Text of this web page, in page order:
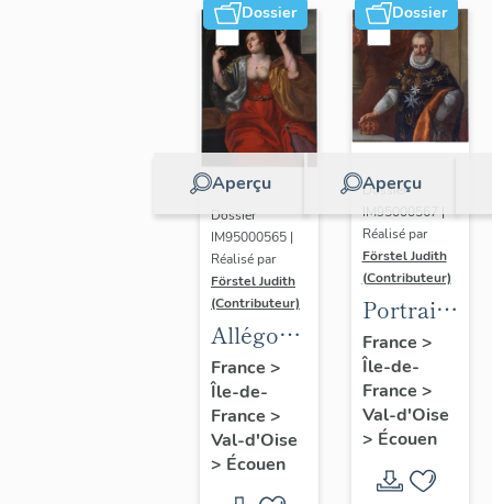
Dossier
Aperçu
Dossier
IM95000565 |
Réalisé par
Förstel Judith
(Contributeur)
Allégories
du
Toucher
et de la
Vue.
France >
Île-de-
France >
Val-d'Oise
> Écouen
Dossier
Aperçu
Dossier
IM95000567 |
Réalisé par
Förstel Judith
(Contributeur)
Portrait
du roi
Henri IV
France >
Île-de-
France >
Val-d'Oise
> Écouen